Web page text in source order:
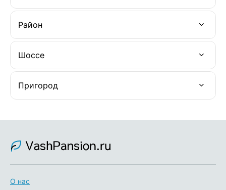
Район
Шоссе
Пригород
О нас